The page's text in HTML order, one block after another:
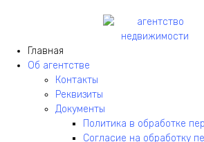
Главная
Об агентстве
Контакты
Реквизиты
Документы
Политика в обработке
Согласие на обработку